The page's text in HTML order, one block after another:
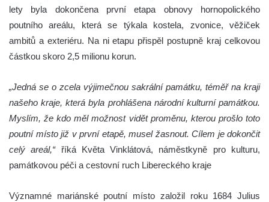
lety byla dokončena první etapa obnovy hornopolického
poutního areálu, která se týkala kostela, zvonice, věžiček
ambitů a exteriéru. Na ni etapu přispěl postupně kraj celkovou
částkou skoro 2,5 milionu korun.
„Jedná se o zcela výjimečnou sakrální památku, téměř na kraji
našeho kraje, která byla prohlášena národní kulturní památkou.
Myslím, že kdo měl možnost vidět proměnu, kterou prošlo toto
poutní místo již v první etapě, musel žasnout. Cílem je dokončit
celý areál,“říká Květa Vinklátová, náměstkyně pro kulturu,
památkovou péči a cestovní ruch Libereckého kraje
Významné mariánské poutní místo založil roku 1684 Julius